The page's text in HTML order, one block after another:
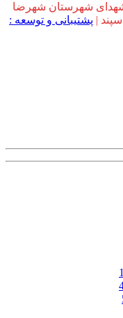
شهدای شهرستان شهرضا
| پشتیبانی و توسعه :